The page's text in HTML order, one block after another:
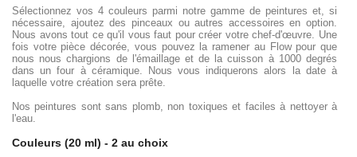
Sélectionnez vos 4 couleurs parmi notre gamme de peintures et, si
nécessaire, ajoutez des pinceaux ou autres accessoires en option.
Nous avons tout ce qu'il vous faut pour créer votre chef-d'œuvre. Une
fois votre pièce décorée, vous pouvez la ramener au Flow pour que
nous nous chargions de l'émaillage et de la cuisson à 1000 degrés
dans un four à céramique. Nous vous indiquerons alors la date à
laquelle votre création sera prête.
Nos peintures sont sans plomb, non toxiques et faciles à nettoyer à
l'eau.
Couleurs (20 ml) - 2 au choix